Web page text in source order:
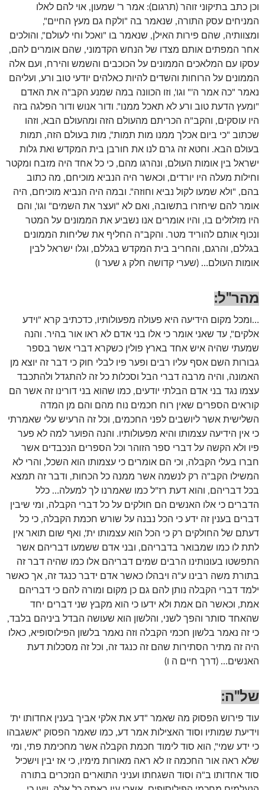
וכן כתב בתיקוני זוהר (תרגום): אמר ר' שמעון, אוי להם לאלו
המניחים עסק התורה, שנאמר בה "ולקח גם מעץ החיים",
ומצוותיה, שהם פירות האילן, שנאמר בו "ואכל וחי לעולם", והולכים
אחר המפתים אותם מצדו של הנחש הקדמוני, שהם אומרים להם,
עסקו עם המלאכים הממונים על הכוכבים והשמש והירח, ועם אלה
הממונים על הרוחות והשדים להיות כאלהים יודעי טוב ורע, ועליהם
נאמר "כה אמר ה'" וגו', וזו הכוונה במה שמנע הקב"ה את האדם
"ומעץ הדעת טוב ורע לא תאכל ממנו". ודור אנוש ודור הפלגה בזה
היו עוסקים, והקב"ה הכריתם מהעולם הזה ומהעולם הבא, וזהו
שכתוב "כי ביום אכלך ממנו מות תמות", מות בעולם הזה, תמות
בעולם הבא. וחטא זה גרם לנו את חורבן בית המקדש ואת גלות
ישראל בין אומות העולם, ונהרגו מהם, כי כל אחד היה מזבח ומקטר
וחילות מעלה היו יורדים, וכאשר היה הנביא מוכיחם, מה כתוב
בהם, "ולא שמעו לקול נביא וחוזה". ובמה היה הנביא מוכיחם, היה
אומר להם שיחזרו בתשובה, ואם לא "ועצר את השמים" וגו', והם
היו מזלזלים בו, והיו אומרים אנו נשביע את הממונים על המטר
ונכוף אותם להוריד מטר. והקב"ה החליף את שליחות הממונים
בגללם, והרגם, והחריב בית המקדש בגללם, וגלו ישראל לבין
אומות העולם… (שערי קדושה חלק ג שער ו)
מהר"ל:
…ומכל מקום הידיעה היא פעולה מפעולותיו, כדכתיב קרא "וידע
אלקים", עד שאני אומר כי אלו בני אדם לא ראו אור בהיר. והנה
שמעתי שהיה איש אחד בארץ פולין כשקרא דברי אשר בספר
גבורות השם אסף עליו רבים ופער פיו לבלי חוק כי דבר זה יוצא מן
האמונה, והיה מרבה דברי הבל וסכלות כל זה להתגדל ולהתכבד
עצמו נגד בני אדם הבלתי יודעים, כמו שהוא בני דורינו זה אשר הם
קוראים הספרים שאין רוח חכמים נוח מהם והם מן המדה
השלישית אשר ליושבים לפני החכמים, וכל זה הרעיש עלי שאמרתי
כי אין הידיעה עצמותו והיא מפעולותיו. והנה הפוער למה לא פער
פיו ולא הקשה על דברי ספר הזוהר וכל הספרים הנכבדים אשר
חברו בעלי הקבלה, וכי הם אומרים כי עצמותו הוא השכל, והרי לא
המשילו הקב"ה רק לנשמה אשר ממנה כל הכחות, ודבר זה תמצא
בכל דבריהם, והוא דעת רז"ל כמו שאמרנו לך למעלה… כלל
הדברים כי אלו האנשים הם חולקים על כל דברי הקבלה, ומי שיבין
דברים בענין זה ידע כי הכל נבנה על שורש חכמת הקבלה, כי כל
דעתם של החולקים רק כי הכל הוא עצמותו ית', ואף שום תואר אין
לתת לו כמו שמבואר בדבריהם, ובני אדם ששמעו דבריהם אשר
התפשטו בעונותינו הרבים שמים דבריהם אלו כמו שהיה דבר זה
בתורת משה רבינו ע"ה ויבהלו כאשר אדם ידבר כנגד זה, אך כאשר
ילמד דברי הקבלה נותן להם גם כן מקום ומורה להם כי דבריהם
אמת, וכאשר הם אמת ולא ידעו כי הוא מקבץ שני דברים יחד
שהאחד סותר והפך לשני, והלשון הוא שעושה הבדל ביניהם בלבד,
כי זה נאמר בלשון חכמי הקבלה וזה נאמר בלשון הפילוסופיא, כאלו
היה זה מתיר הסתירות שהם זה כנגד זה, וכל זה מסכלות דעת
האנשים… (דרך חיים ה ו)
של"ה:
עוד פירוש הפסוק מה שאמר "דע את אלקי אביך בענין אחדותו ית'
וידיעת שמותיו וסוד האצילות אמר דע, כמו שאמר הפסוק "אשגבהו
כי ידע שמי", הוא סוד לימוד חכמת הקבלה אשר מחכימת פתי, ומי
שלא ראה אור החכמה זו לא ראה מאורות מימיו, כי אז יבין וישכיל
סוד אחדותו ב"ה וסוד השגחתו ועניני התוארים הנזכרים בתורה